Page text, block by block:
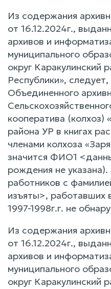
Из содержания
от 16.12.2024г.,
архивов и
муниципального
округ Каракулинский
Республики»,
Объединенного
кооператива (колхоз)
района УР в книгах
членами колхоза
значится ФИО1
рождения не
работников с
изъяты>, работавших
1997-1998г.г. не
Из содержания
от 16.12.2024г.,
архивов и
муниципального
округ Каракулинский